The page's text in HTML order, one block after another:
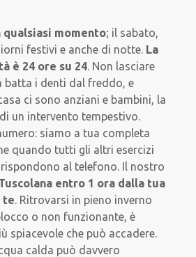
qualsiasi momento; il sabato,
festivi e anche di notte. La
è 24 ore su 24. Non lasciare
batta i denti dal freddo, e
ci sono anziani e bambini, la
un intervento tempestivo.
siamo a tua completa
quando tutti gli altri esercizi
al telefono. Il nostro
entro 1 ora dalla tua
te. Ritrovarsi in pieno inverno
o non funzionante, è
spiacevole che può accadere.
calda può davvero